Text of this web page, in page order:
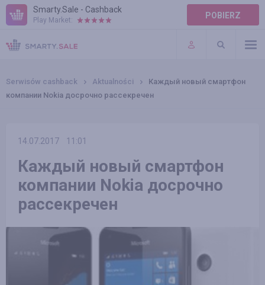
Smarty.Sale - Cashback
Play Market: POBIERZ
POMOC
WARUNKI
Serwisów cashback Aktualności
Каждый новый смартфон
компании Nokia досрочно рассекречен
14.07.2017 11:01
Каждый новый смартфон
компании Nokia досрочно
рассекречен